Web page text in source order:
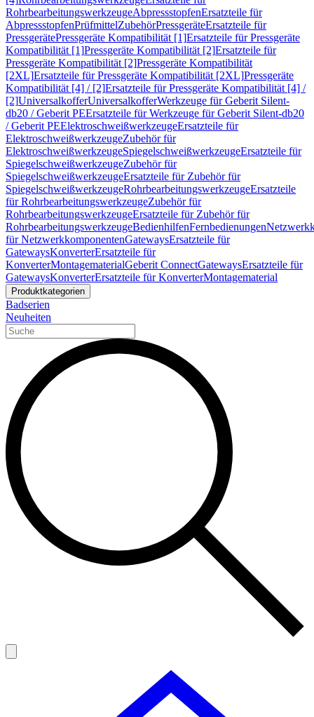
RohrbearbeitungswerkzeugeAbpressstopfenErsatzteile für
AbpressstopfenPrüfmittelZubehörPressgeräteErsatzteile für
PressgerätePressgeräte Kompatibilität [1]Ersatzteile für Pressgeräte
Kompatibilität [1]Pressgeräte Kompatibilität [2]Ersatzteile für
Pressgeräte Kompatibilität [2]Pressgeräte Kompatibilität
[2XL]Ersatzteile für Pressgeräte Kompatibilität [2XL]Pressgeräte
Kompatibilität [4] / [2]Ersatzteile für Pressgeräte Kompatibilität [4] /
[2]UniversalkofferUniversalkofferWerkzeuge für Geberit Silent-
db20 / Geberit PEErsatzteile für Werkzeuge für Geberit Silent-db20
/ Geberit PEElektroschweißwerkzeugeErsatzteile für
ElektroschweißwerkzeugeZubehör für
ElektroschweißwerkzeugeSpiegelschweißwerkzeugeErsatzteile für
SpiegelschweißwerkzeugeZubehör für
SpiegelschweißwerkzeugeErsatzteile für Zubehör für
SpiegelschweißwerkzeugeRohrbearbeitungswerkzeugeErsatzteile
für RohrbearbeitungswerkzeugeZubehör für
RohrbearbeitungswerkzeugeErsatzteile für Zubehör für
RohrbearbeitungswerkzeugeBedienhilfenFernbedienungen
für NetzwerkkomponentenGatewaysErsatzteile für
GatewaysKonverterErsatzteile für
KonverterMontagematerialGeberit ConnectGatewaysErsatzteile für
GatewaysKonverterErsatzteile für KonverterMontagematerial
Produktkategorien
Badserien
Neuheiten